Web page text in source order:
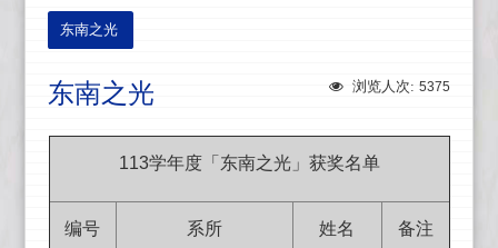
东南之光
浏览人次: 5375
东南之光
113学年度「东南之光」获奖名单
编号 系所 姓名 备注